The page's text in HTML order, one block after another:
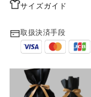
サイズガイド
取扱決済手段